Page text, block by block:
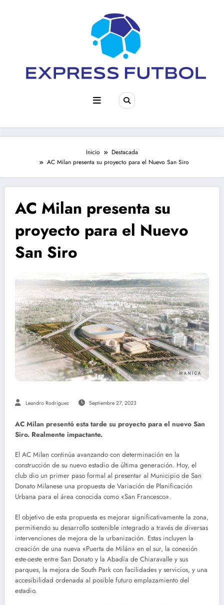
Inicio
Destacada
AC Milan presenta su proyecto para el Nuevo San Siro
AC Milan presenta su
proyecto para el Nuevo
San Siro
Leandro Rodriguez Septiembre 27, 2023
AC Milan presentó esta tarde su proyecto para el nuevo San
Siro. Realmente impactante.
El AC Milan continúa avanzando con determinación en la
construcción de su nuevo estadio de última generación. Hoy, el
club dio un primer paso formal al presentar al Municipio de San
Donato Milanese una propuesta de Variación de Planificación
Urbana para el área conocida como «San Francesco».
El objetivo de esta propuesta es mejorar significativamente la zona,
permitiendo su desarrollo sostenible integrado a través de diversas
intervenciones de mejora de la urbanización. Estas incluyen la
creación de una nueva «Puerta de Milán» en el sur, la conexión
este-oeste entre San Donato y la Abadía de Chiaravalle y sus
parques, la mejora de South Park con facilidades y servicios, y una
accesibilidad ordenada al posible futuro emplazamiento del
estadio.